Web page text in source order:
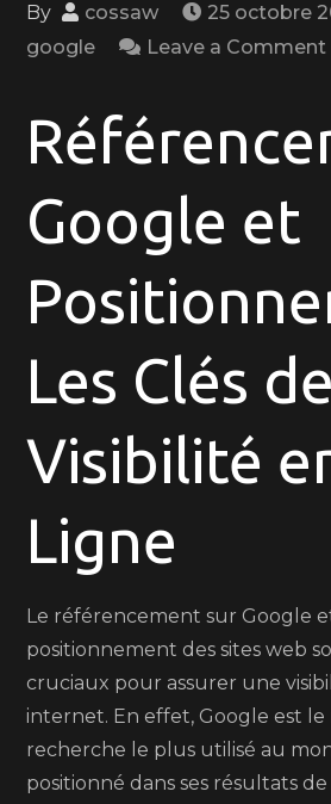
By cossaw 25 octobre
google
Leave a Comment
la
Google et
Les Clés
Visibilité
Ligne
Le référencement sur Google
positionnement des sites web
cruciaux pour assurer une
internet. En effet, Google est
recherche le plus utilisé au
positionné dans ses résultats